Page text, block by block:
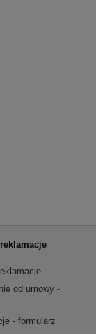
od umowy -
- formularz